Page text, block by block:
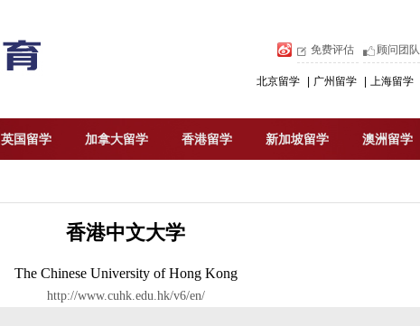
免费评估 顾问团队
北京留学 广州留学 上海留学
英国留学 加拿大留学 香港留学 新加坡留学 澳洲留学
香港中文大学
The Chinese University of Hong Kong
http://www.cuhk.edu.hk/v6/en/